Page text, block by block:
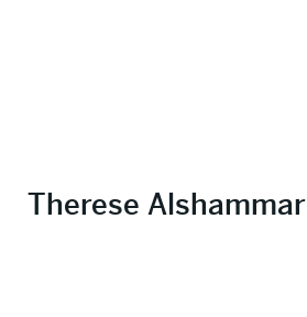
Therese Alshammar